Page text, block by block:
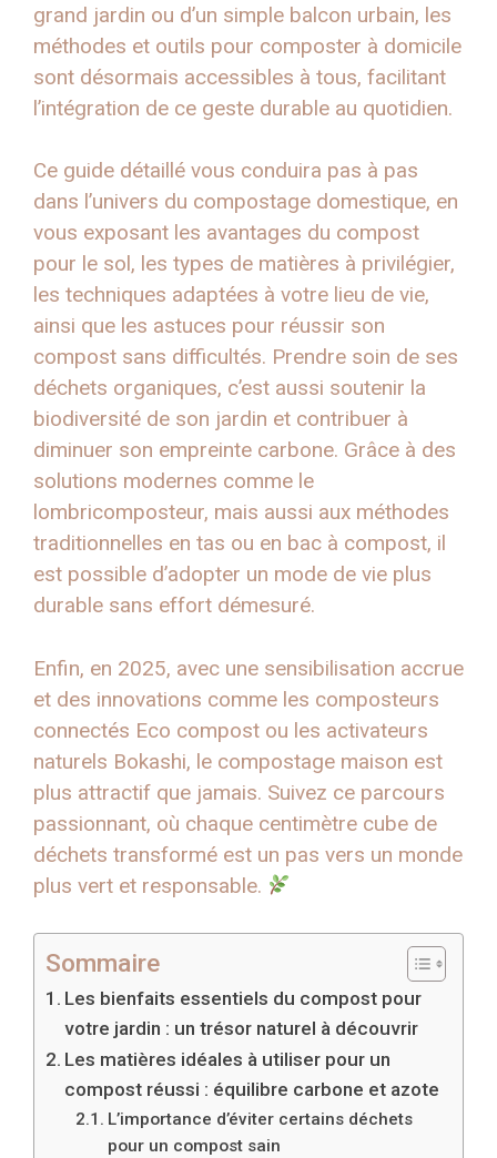
grand jardin ou d’un simple balcon urbain, les
méthodes et outils pour composter à domicile
sont désormais accessibles à tous, facilitant
l’intégration de ce geste durable au quotidien.
Ce guide détaillé vous conduira pas à pas
dans l’univers du compostage domestique, en
vous exposant les avantages du compost
pour le sol, les types de matières à privilégier,
les techniques adaptées à votre lieu de vie,
ainsi que les astuces pour réussir son
compost sans difficultés. Prendre soin de ses
déchets organiques, c’est aussi soutenir la
biodiversité de son jardin et contribuer à
diminuer son empreinte carbone. Grâce à des
solutions modernes comme le
lombricomposteur, mais aussi aux méthodes
traditionnelles en tas ou en bac à compost, il
est possible d’adopter un mode de vie plus
durable sans effort démesuré.
Enfin, en 2025, avec une sensibilisation accrue
et des innovations comme les composteurs
connectés Eco compost ou les activateurs
naturels Bokashi, le compostage maison est
plus attractif que jamais. Suivez ce parcours
passionnant, où chaque centimètre cube de
déchets transformé est un pas vers un monde
plus vert et responsable.
Sommaire
Les bienfaits essentiels du compost pour
votre jardin : un trésor naturel à découvrir
Les matières idéales à utiliser pour un
compost réussi : équilibre carbone et azote
L’importance d’éviter certains déchets
pour un compost sain